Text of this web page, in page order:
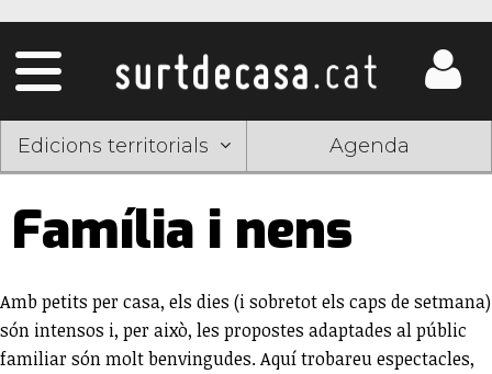
Edicions territorials Agenda
Família i nens
Amb petits per casa, els dies (i sobretot els caps de setmana)
són intensos i, per això, les propostes adaptades al públic
familiar són molt benvingudes. Aquí trobareu espectacles,